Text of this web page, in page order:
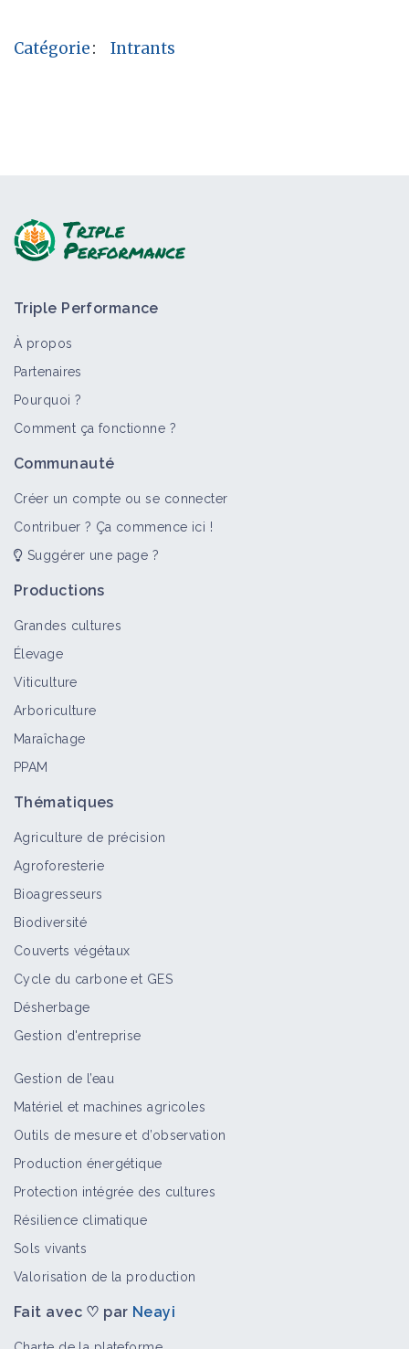
Catégorie: Intrants
Triple Performance
À propos
Partenaires
Pourquoi ?
Comment ça fonctionne ?
Communauté
Créer un compte ou se connecter
Contribuer ? Ça commence ici !
Suggérer une page ?
Productions
Grandes cultures
Élevage
Viticulture
Arboriculture
Maraîchage
PPAM
Thématiques
Agriculture de précision
Agroforesterie
Bioagresseurs
Biodiversité
Couverts végétaux
Cycle du carbone et GES
Désherbage
Gestion d'entreprise
Gestion de l’eau
Matériel et machines agricoles
Outils de mesure et d’observation
Production énergétique
Protection intégrée des cultures
Résilience climatique
Sols vivants
Valorisation de la production
Fait avec ♡ par Neayi